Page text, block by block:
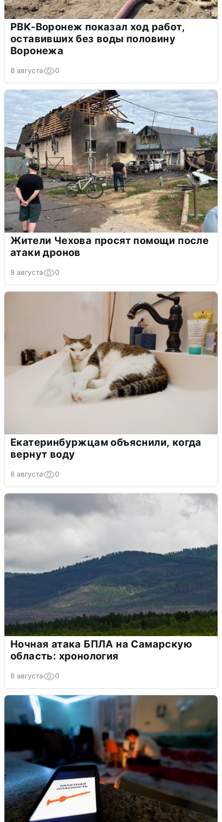
РВК-Воронеж показал ход работ,
оставивших без воды половину
Воронежа
8 августа 0
Жители Чехова просят помощи после
атаки дронов
8 августа 0
Екатеринбуржцам объяснили, когда
вернут воду
8 августа 0
Ночная атака БПЛА на Самарскую
область: хронология
8 августа 0